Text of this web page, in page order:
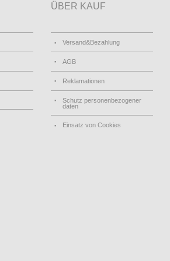
ÜBER KAUF
Versand&Bezahlung
AGB
Reklamationen
Schutz personenbezogener
daten
Einsatz von Cookies